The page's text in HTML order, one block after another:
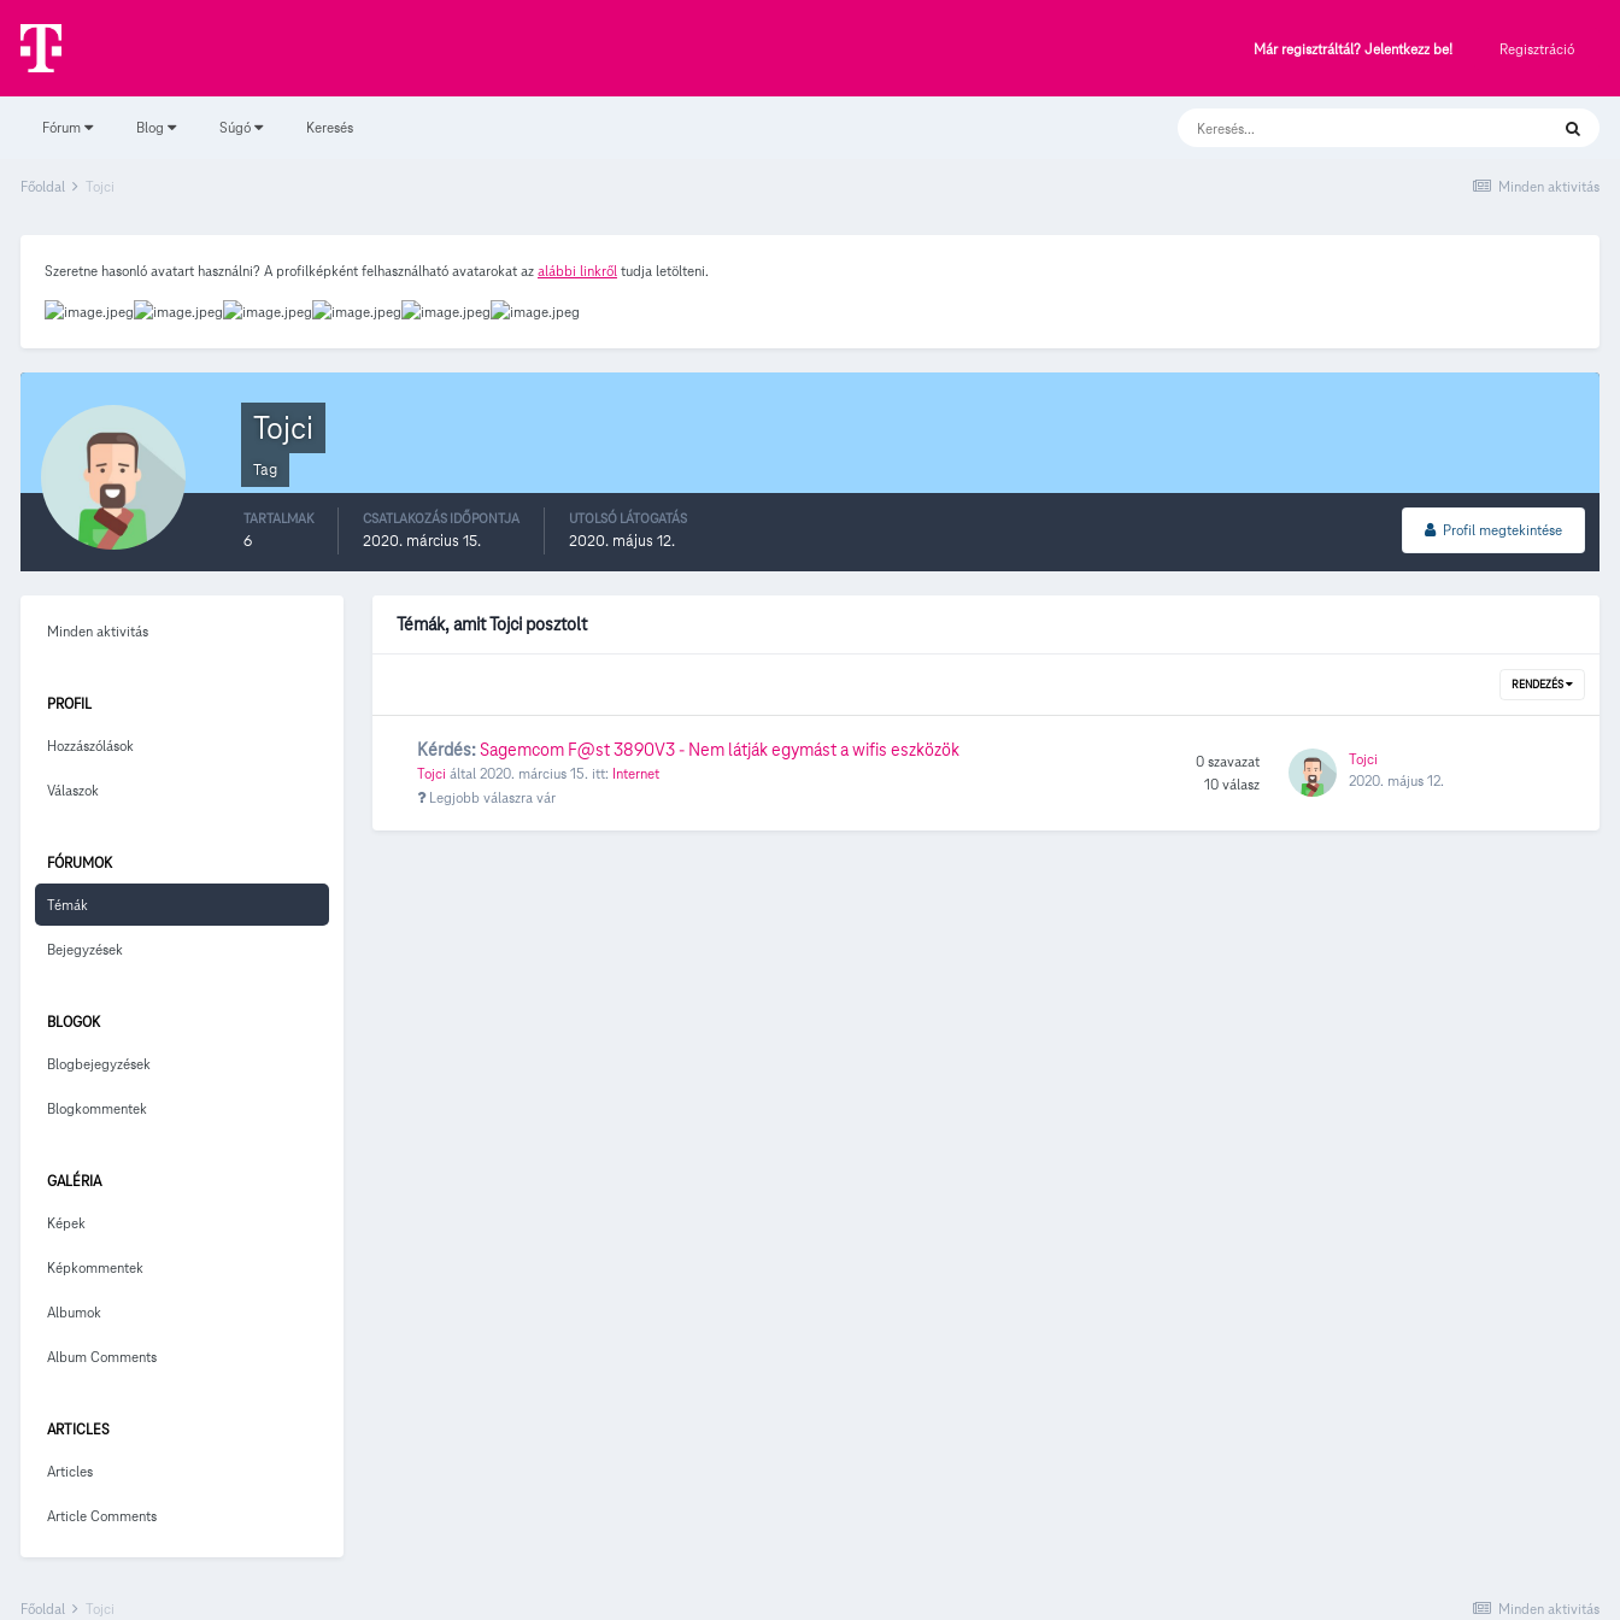
Már regisztráltál? Jelentkezz be! Regisztráció
Fórum Blog Súgó Keresés
Minden aktivitás
Főoldal Tojci
Szeretne hasonló avatart használni? A profilképként felhasználható avatarokat az alábbi linkről tudja letölteni.
Tojci
Tag
Profil megtekintése
TARTALMAK
6
CSATLAKOZÁS IDŐPONTJA
2020. március 15.
UTOLSÓ LÁTOGATÁS
2020. május 12.
Minden aktivitás
PROFIL
Hozzászólások
Válaszok
FÓRUMOK
Témák
Bejegyzések
BLOGOK
Blogbejegyzések
Blogkommentek
GALÉRIA
Képek
Képkommentek
Albumok
Album Comments
ARTICLES
Articles
Article Comments
Témák, amit Tojci posztolt
RENDEZÉS
Kérdés:Sagemcom F@st 3890V3 - Nem látják egymást a wifis eszközök
Tojci által 2020. március 15. itt: Internet
Legjobb válaszra vár
0 szavazat
10 válasz
Tojci
2020. május 12.
Minden aktivitás
Főoldal Tojci